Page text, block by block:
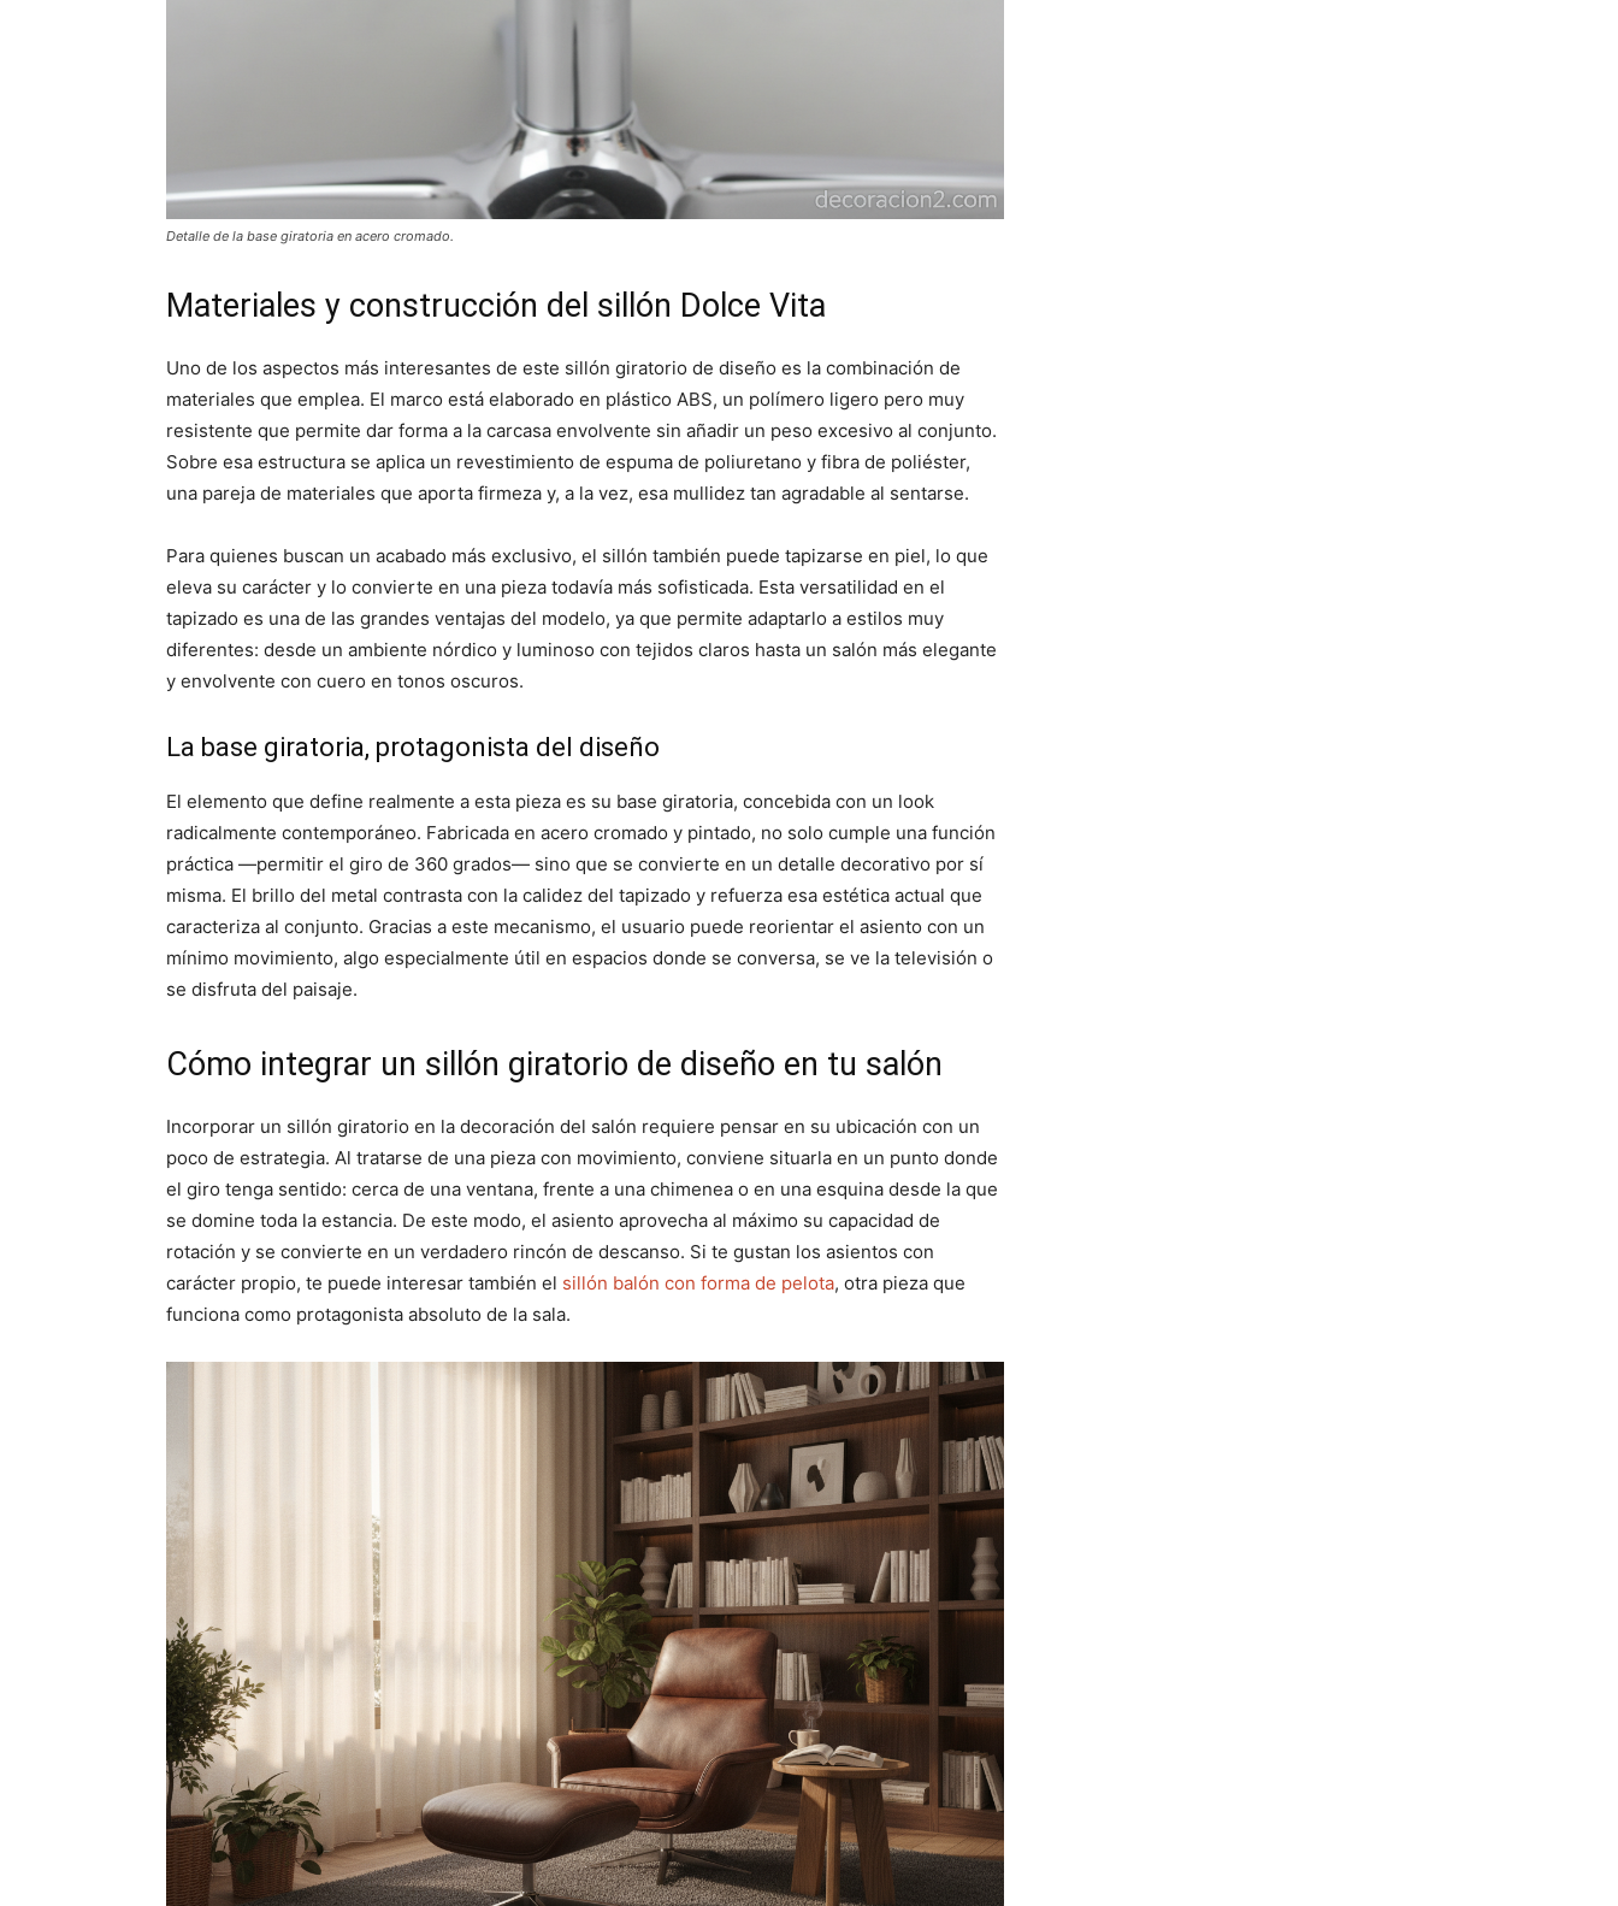
Detalle de la base giratoria en acero cromado.
Materiales y construcción del sillón Dolce Vita
Uno de los aspectos más interesantes de este sillón giratorio de diseño es la combinación de
materiales que emplea. El marco está elaborado en plástico ABS, un polímero ligero pero muy
resistente que permite dar forma a la carcasa envolvente sin añadir un peso excesivo al conjunto.
Sobre esa estructura se aplica un revestimiento de espuma de poliuretano y fibra de poliéster,
una pareja de materiales que aporta firmeza y, a la vez, esa mullidez tan agradable al sentarse.
Para quienes buscan un acabado más exclusivo, el sillón también puede tapizarse en piel, lo que
eleva su carácter y lo convierte en una pieza todavía más sofisticada. Esta versatilidad en el
tapizado es una de las grandes ventajas del modelo, ya que permite adaptarlo a estilos muy
diferentes: desde un ambiente nórdico y luminoso con tejidos claros hasta un salón más elegante
y envolvente con cuero en tonos oscuros.
La base giratoria, protagonista del diseño
El elemento que define realmente a esta pieza es su base giratoria, concebida con un look
radicalmente contemporáneo. Fabricada en acero cromado y pintado, no solo cumple una función
práctica —permitir el giro de 360 grados— sino que se convierte en un detalle decorativo por sí
misma. El brillo del metal contrasta con la calidez del tapizado y refuerza esa estética actual que
caracteriza al conjunto. Gracias a este mecanismo, el usuario puede reorientar el asiento con un
mínimo movimiento, algo especialmente útil en espacios donde se conversa, se ve la televisión o
se disfruta del paisaje.
Cómo integrar un sillón giratorio de diseño en tu salón
Incorporar un sillón giratorio en la decoración del salón requiere pensar en su ubicación con un
poco de estrategia. Al tratarse de una pieza con movimiento, conviene situarla en un punto donde
el giro tenga sentido: cerca de una ventana, frente a una chimenea o en una esquina desde la que
se domine toda la estancia. De este modo, el asiento aprovecha al máximo su capacidad de
rotación y se convierte en un verdadero rincón de descanso. Si te gustan los asientos con
carácter propio, te puede interesar también el sillón balón con forma de pelota, otra pieza que
funciona como protagonista absoluto de la sala.